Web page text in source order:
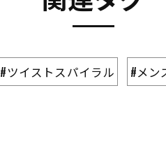
#ツイストスパイラル #メン